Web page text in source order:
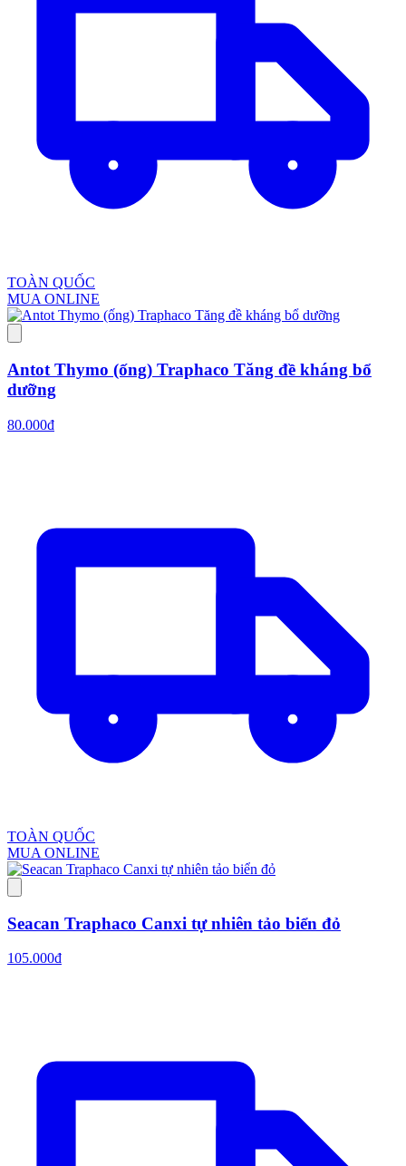
TOÀN QUỐC
MUA ONLINE
Antot Thymo (ống) Traphaco Tăng đề kháng bổ
dưỡng
80.000đ
TOÀN QUỐC
MUA ONLINE
Seacan Traphaco Canxi tự nhiên tảo biển đỏ
105.000đ